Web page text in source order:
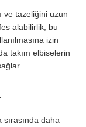
ve tazeliğini uzun
alabilirlik, bu
izin
takım elbiselerin
daha